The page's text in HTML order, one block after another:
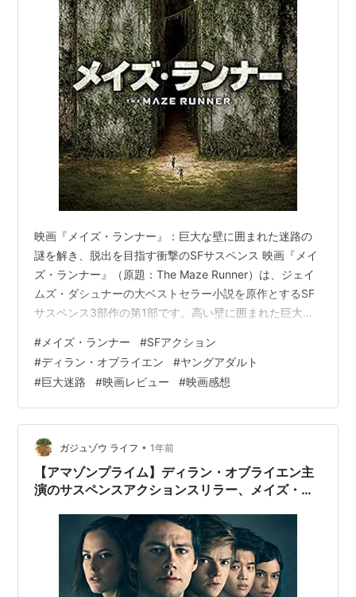
映画『メイズ・ランナー』：巨大な壁に囲まれた迷路の
謎を解き、脱出を目指す衝撃のSFサスペンス 映画『メイ
ズ・ランナー』（原題：The Maze Runner）は、ジェイ
ムズ・ダシュナーの大ベストセラー小説を原作とするSF
サスペンス3部作の第1部です。高い壁に囲まれた巨大な
に閉じ込められた数十人の少年たち。彼らは記憶を全て
失っており、かろうじて自分の名前だけを思い出しま
す。朝になると迷路の巨大な扉が開き、夜が訪れる前に
扉は閉じられます。迷路は夜中に自ら構造を変化させる
ため、二度と同じ道順は出現しないという過酷な状況で
す。新たな少年トーマスが送り込…
#メイズ・ランナー #SFアクション
#ディラン・オブライエン #ヤングアダルト
#巨大迷路 #映画レビュー #映画感想
ガジュゾウ ライフ • 1年前
【アマゾンプライム】ディラン・オブライエン主
演のサスペンスアクションスリラー、メイズ・ラ